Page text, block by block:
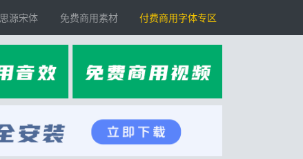
思源宋体 免费商用素材 付费商用字体专区